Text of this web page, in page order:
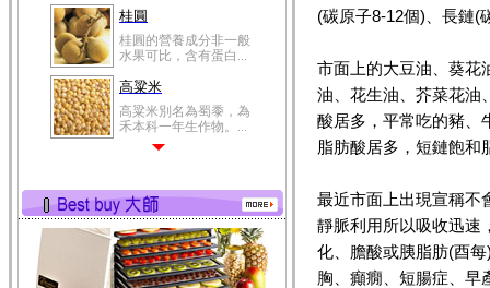
桂圓
桂圓的營養成分非一般
水果可比，含有蛋白...
高粱米
高粱米別名為蜀黍，為
禾本科一年生作物。...
有蛋白質、脂肪、磷...
鮪魚
鮪魚肚肉中的不飽和脂
肪酸內富含EPA和DH...
(碳原子8-12個)、長鏈(
市面上的大豆油、葵花
油、花生油、芥菜花油
酸居多，平常吃的豬、
脂肪酸居多，短鏈飽和
最近市面上出現宣稱不
靜脈利用所以吸收迅速
化、膽酸或胰脂肪(酉
胸、癲癇、短腸症、早